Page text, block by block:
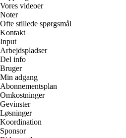
Vores videoer
Noter
Ofte stillede spørgsmål
Kontakt
Input
Arbejdspladser
Del info
Bruger
Min adgang
Abonnementsplan
Omkostninger
Gevinster
Løsninger
Koordination
Sponsor